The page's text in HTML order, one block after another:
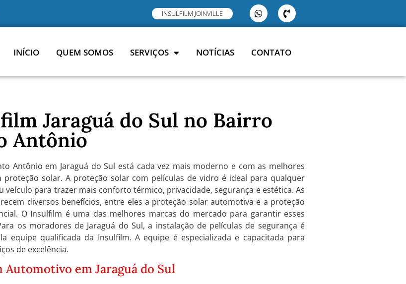
INSULFILM JOINVILLE
INÍCIO QUEM SOMOS SERVIÇOS NOTÍCIAS CONTATO
Jaraguá do Sul no Bairro
Antônio
Antônio em Jaraguá do Sul está cada vez mais moderno e com as melhores
proteção solar. A proteção solar com películas de vidro é ideal para qualquer
veículo para trazer mais conforto térmico, privacidade, segurança e estética. As
diversos benefícios, entre eles a proteção solar automotiva e a proteção
O Insulfilm é uma das melhores marcas do mercado para garantir esses
os moradores de Jaraguá do Sul, a instalação de películas de segurança é
equipe qualificada da Insulfilm. A equipe é especializada e capacitada para
de excelência.
em Jaraguá do Sul